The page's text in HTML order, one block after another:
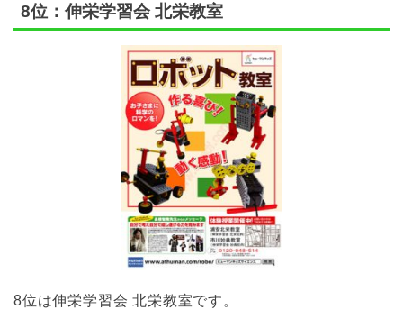
8位：伸栄学習会 北栄教室
8位は伸栄学習会 北栄教室です。